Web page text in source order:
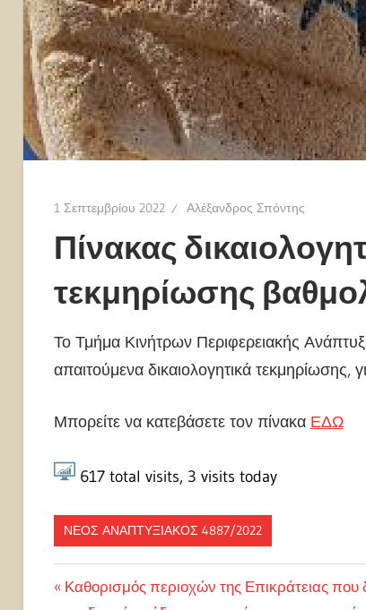
1 Σεπτεμβρίου 2022 Αλέξανδρος Σπόντης
Πίνακας
τεκμηρίωσης
Το Τμήμα Κινήτρων Περιφερειακής
απαιτούμενα δικαιολογητικά τεκμηρίωσης,
Μπορείτε να κατεβάσετε τον πίνακα ΕΔΩ
617 total visits, 3 visits today
ΝΈΟΣ ΑΝΑΠΤΥΞΙΑΚΌΣ 4887/2022
Πλοήγηση
Previous
Καθορισμός περιοχών της Επικράτειας